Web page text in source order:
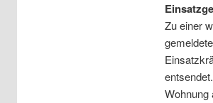
Zu einer
Wohnung